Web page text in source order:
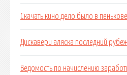
Скачать кино дело было в
Дискавери аляска последний
Ведомость по начислению